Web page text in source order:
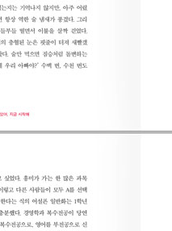
, 무료 과외
트하기
즐기기
할 거리를 던져 주는 책,
게 아닐까?
여행
만들다
으로 배우다